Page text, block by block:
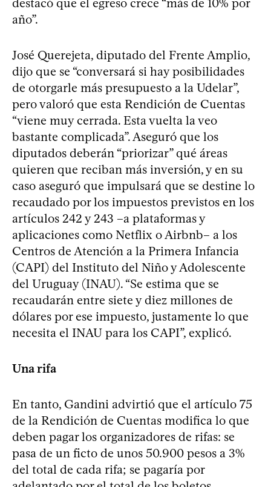
año”.
José Querejeta, diputado del Frente Amplio,
dijo que se “conversará si hay posibilidades
de otorgarle más presupuesto a la Udelar”,
pero valoró que esta Rendición de Cuentas
“viene muy cerrada. Esta vuelta la veo
bastante complicada”. Aseguró que los
diputados deberán “priorizar” qué áreas
quieren que reciban más inversión, y en su
caso aseguró que impulsará que se destine lo
recaudado por los impuestos previstos en los
artículos 242 y 243 –a plataformas y
aplicaciones como Netflix o Airbnb– a los
Centros de Atención a la Primera Infancia
(CAPI) del Instituto del Niño y Adolescente
del Uruguay (INAU). “Se estima que se
recaudarán entre siete y diez millones de
dólares por ese impuesto, justamente lo que
necesita el INAU para los CAPI”, explicó.
Una rifa
En tanto, Gandini advirtió que el artículo 75
de la Rendición de Cuentas modifica lo que
deben pagar los organizadores de rifas: se
pasa de un ficto de unos 50.900 pesos a 3%
del total de cada rifa; se pagaría por